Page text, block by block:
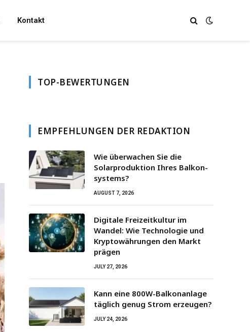
Kontakt
TOP-BEWERTUNGEN
EMPFEHLUNGEN DER REDAKTION
Wie überwachen Sie die
Solarproduktion Ihres Balkon­
systems?
AUGUST 7, 2026
Digitale Freizeitkultur im
Wandel: Wie Technologie und
Kryptowährungen den Markt
prägen
JULY 27, 2026
Kann eine 800W-Balkonanlage
täglich genug Strom erzeugen?
JULY 24, 2026